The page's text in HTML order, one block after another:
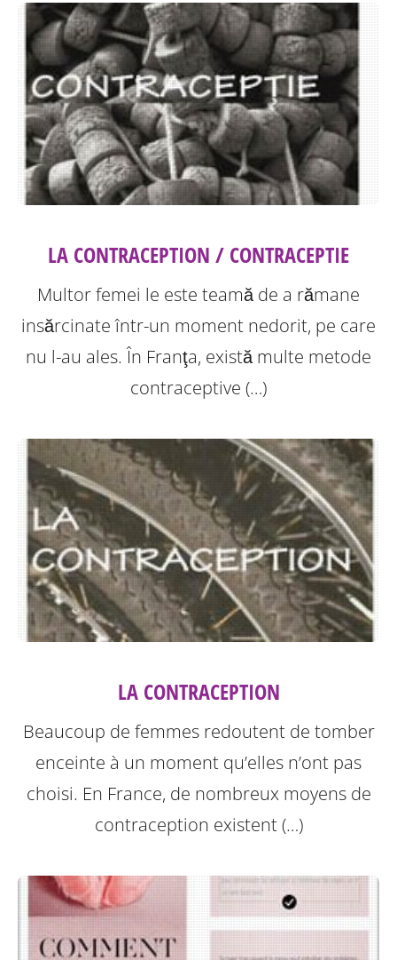
LA CONTRACEPTION / CONTRACEPTIE
Multor femei le este teamă de a rămane
insărcinate într-un moment nedorit, pe care
nu l-au ales. În Franţa, există multe metode
contraceptive (…)
LA CONTRACEPTION
Beaucoup de femmes redoutent de tomber
enceinte à un moment qu’elles n’ont pas
choisi. En France, de nombreux moyens de
contraception existent (…)